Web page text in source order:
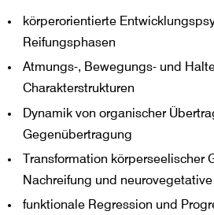
körperorientierte
Reifungsphasen
Atmungs-, Bewegungs- und
Charakterstrukturen
Dynamik von organischer
Gegenübertragung
Transformation körperseelischer
Nachreifung und
funktionale Regression und